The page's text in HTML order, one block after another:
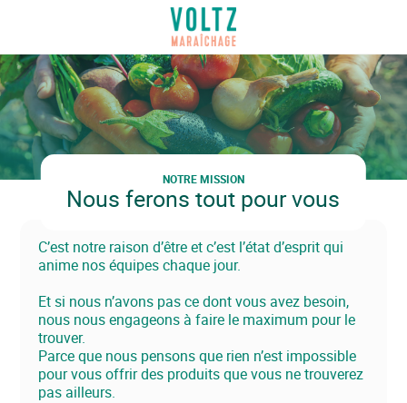
principal
VOLTZ Maraîchage
NOTRE MISSION
Nous ferons tout pour vous
C’est notre raison d’être et c’est l’état d’esprit qui
anime nos équipes chaque jour.
Et si nous n’avons pas ce dont vous avez besoin,
nous nous engageons à faire le maximum pour le
trouver.
Parce que nous pensons que rien n’est impossible
pour vous offrir des produits que vous ne trouverez
pas ailleurs.